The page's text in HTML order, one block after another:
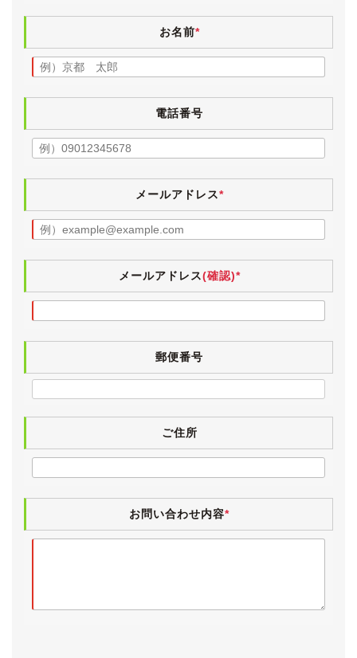
シートに少しスレがございますが、破れなどはございま
ヤニ汚れやタバコ臭、ペット臭はなく、清潔感のあるイ
ンテリアです。
気持ちよくお乗りいただけるよう、入庫時に業務用除菌
スチームを施工しています。
電格ミラー・パワーウィンドウ・エアコン・キーレス・
試乗しましたところ、エンジンやオートマに特に気にな
るところはございませんでした。
足回りに多少のヘタリは感じますが、年式や走行距離を
考えると過度に酷いわけではなく、こんなものかなとい
ディーラー点検記録簿がございます。
直近では、令和３・２(10月)・２(４月)年度分がござい
ます。
また、入庫時点検としまして、法定12ヶ月点検を実施し
検査の厳しい業者オークション仕入れですので、実走行
お名前*
電話番号
メールアドレス*
メールアドレス(確認)*
郵便番号
ご住所
お問い合わせ内容*